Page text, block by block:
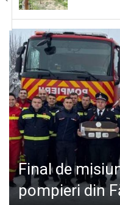
SANATATE
SPORT
SPECIAL
POLITIC
LIFE
Final de
pompieri din